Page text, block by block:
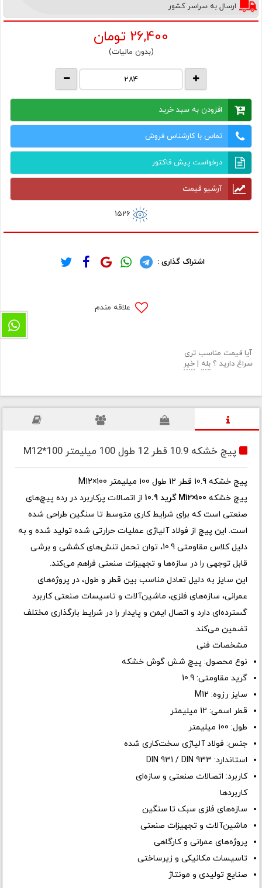
ارسال به سراسر کشور
26,400 تومان
(بدون مالیات)
افزودن به سبد خرید
تماس با کارشناس فروش
درخواست پیش فاکتور
آرشیو قیمت
1526
اشتراک گذاری :
علاقه مندم
آیا قیمت مناسب تری
سراغ دارید ؟ بله | خیر
پیچ خشکه 10.9 قطر 12 طول 100 میلیمتر M12*100
پیچ خشکه 10.9 قطر 12 طول 100 میلیمتر M12×100
پیچ خشکه M12×100 گرید 10.9
از اتصالات پرکاربرد در رده پیچ‌های
صنعتی است که برای شرایط کاری متوسط تا سنگین طراحی شده
است. این پیچ از فولاد آلیاژی عملیات حرارتی شده تولید شده و به
دلیل کلاس مقاومتی 10.9، توان تحمل تنش‌های کششی و برشی
قابل توجهی را در سازه‌ها و تجهیزات صنعتی فراهم می‌کند.
این سایز به دلیل تعادل مناسب بین قطر و طول، در پروژه‌های
عمرانی، سازه‌های فلزی، ماشین‌آلات و تاسیسات صنعتی کاربرد
گسترده‌ای دارد و اتصال ایمن و پایدار را در شرایط بارگذاری مختلف
تضمین می‌کند.
مشخصات فنی
نوع محصول: پیچ شش گوش خشکه
گرید مقاومتی: 10.9
سایز رزوه: M12
قطر اسمی: 12 میلیمتر
طول: 100 میلیمتر
جنس: فولاد آلیاژی سخت‌کاری شده
استاندارد: DIN 931 / DIN 933
کاربرد: اتصالات صنعتی و سازه‌ای
کاربردها
سازه‌های فلزی سبک تا سنگین
ماشین‌آلات و تجهیزات صنعتی
پروژه‌های عمرانی و کارگاهی
تاسیسات مکانیکی و زیرساختی
صنایع تولیدی و مونتاژ